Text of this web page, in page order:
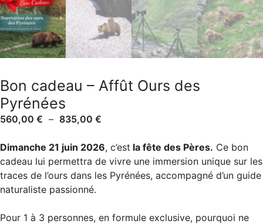
Bon cadeau – Affût Ours des
Pyrénées
560,00 € – 835,00 €
Dimanche 21 juin 2026, c’est la fête des Pères. Ce bon
cadeau lui permettra de vivre une immersion unique sur les
traces de l’ours dans les Pyrénées, accompagné d’un guide
naturaliste passionné.
Pour 1 à 3 personnes, en formule exclusive, pourquoi ne